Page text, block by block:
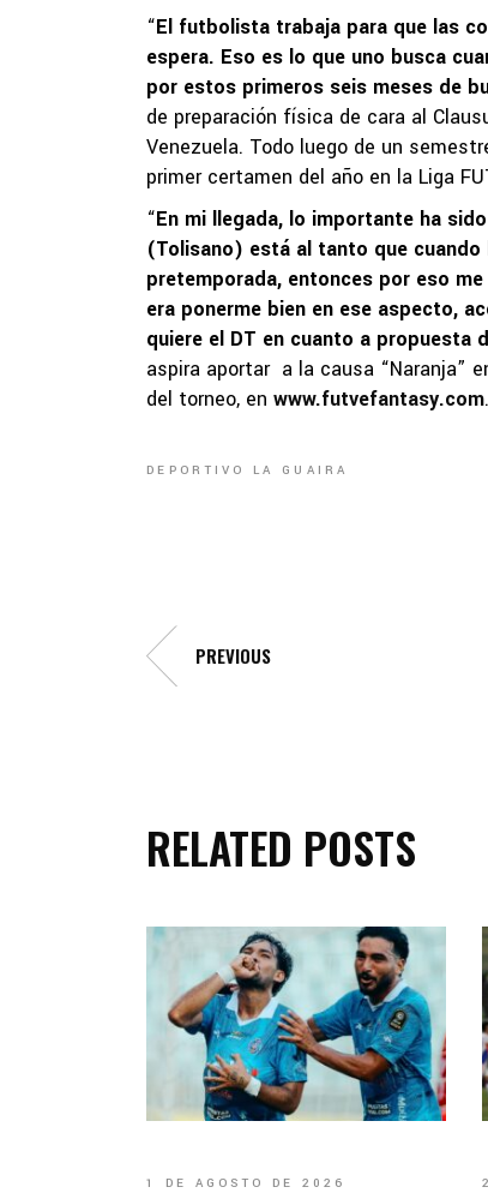
“El futbolista trabaja para que las
espera. Eso es lo que uno busca
por estos primeros seis meses de
de preparación física de cara al
Venezuela. Todo luego de un
primer certamen del año en la Liga
“En mi llegada, lo importante ha
(Tolisano) está al tanto que
pretemporada, entonces por eso
era ponerme bien en ese aspecto,
quiere el DT en cuanto a propuesta
aspira aportar a la causa “Naranja”
del torneo, en www.futvefantasy.com
DEPORTIVO LA GUAIRA
PREVIOUS
RELATED POSTS
1 DE AGOSTO DE 2026